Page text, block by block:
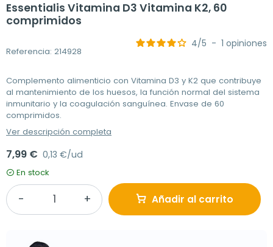
Essentialis Vitamina D3 Vitamina K2, 60
comprimidos
Referencia: 214928
4/5 - 1 opiniones
Complemento alimenticio con Vitamina D3 y K2 que contribuye
al mantenimiento de los huesos, la función normal del sistema
inmunitario y la coagulación sanguínea. Envase de 60
comprimidos.
Ver descripción completa
7,99 € 0,13 €/ud
En stock
Añadir al carrito